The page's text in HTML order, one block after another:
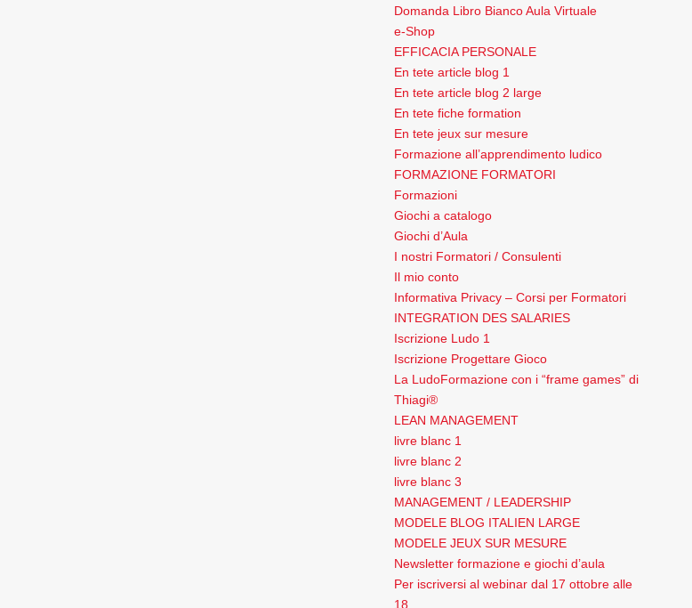
Domanda Libro Bianco Aula Virtuale
e-Shop
EFFICACIA PERSONALE
En tete article blog 1
En tete article blog 2 large
En tete fiche formation
En tete jeux sur mesure
Formazione all’apprendimento ludico
FORMAZIONE FORMATORI
Formazioni
Giochi a catalogo
Giochi d’Aula
I nostri Formatori / Consulenti
Il mio conto
Informativa Privacy – Corsi per Formatori
INTEGRATION DES SALARIES
Iscrizione Ludo 1
Iscrizione Progettare Gioco
La LudoFormazione con i “frame games” di
Thiagi®
LEAN MANAGEMENT
livre blanc 1
livre blanc 2
livre blanc 3
MANAGEMENT / LEADERSHIP
MODELE BLOG ITALIEN LARGE
MODELE JEUX SUR MESURE
Newsletter formazione e giochi d’aula
Per iscriversi al webinar dal 17 ottobre alle
18